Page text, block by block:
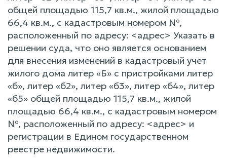
общей площадью 115,7 кв.м., жилой площадью
66,4 кв.м., с кадастровым номером №,
расположенный по адресу: <адрес> Указать в
решении суда, что оно является основанием
для внесения изменений в кадастровый учет
жилого дома литер «Б» с пристройками литер
«б», литер «б2», литер «б3», литер «б4», литер
«б5» общей площадью 115,7 кв.м., жилой
площадью 66,4 кв.м., с кадастровым номером
№, расположенный по адресу: <адрес> и
регистрации в Едином государственном
реестре недвижимости.